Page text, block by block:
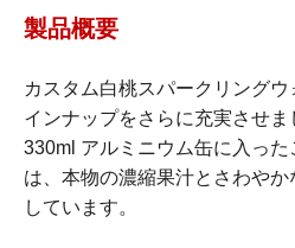
製品概要
カスタム白桃スパークリング
インナップをさらに充実させ
330ml アルミニウム缶に入っ
は、本物の濃縮果汁とさわや
しています。